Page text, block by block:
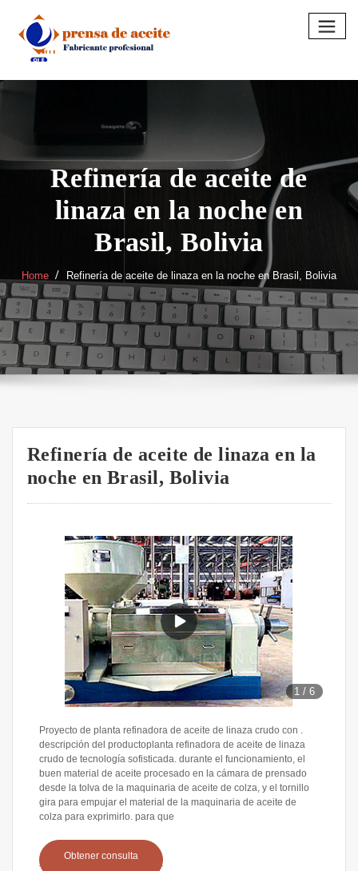
content
Refinería de aceite de
linaza en la noche en
Brasil, Bolivia
Home Refinería de aceite de linaza en la noche en Brasil, Bolivia
Refinería de aceite de linaza en la
noche en Brasil, Bolivia
1 /6
Proyecto de planta refinadora de aceite de linaza crudo con .
descripción del productoplanta refinadora de aceite de linaza
crudo de tecnología sofisticada. durante el funcionamiento, el
buen material de aceite procesado en la cámara de prensado
desde la tolva de la maquinaria de aceite de colza, y el tornillo
gira para empujar el material de la maquinaria de aceite de
colza para exprimirlo. para que
Obtener consulta